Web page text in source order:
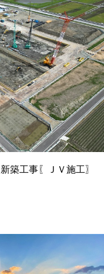
築工事〖ＪＶ施工〗